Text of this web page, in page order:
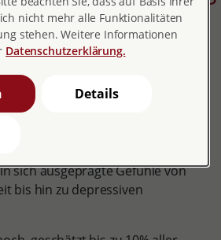
auf ihre Schwangerschaft und die
erleben in dieser Zeit und nach
etwas anderes: Sie fragen sich,
Innigkeit und
Kind verspüren. Sie erleben
sich ausgeprägte Gefühle von
bis hin zu depressiven
nicht mehr alle Funktionalitäten
stehen. Weitere Informationen
Datenschutzerklärung.
Details